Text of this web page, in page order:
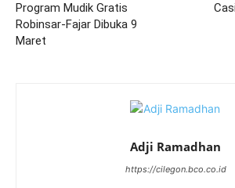
Program Mudik Gratis
Robinsar-Fajar Dibuka 9
Maret
Adji Ramadhan
https://cilegon.bco.co.id